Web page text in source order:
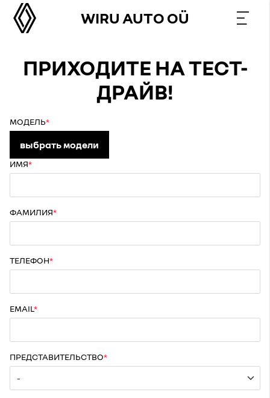
WIRU AUTO OÜ
ПРИХОДИТЕ НА ТЕСТ-
ДРАЙВ!
МОДЕЛЬ
выбрать модели
ИМЯ
ФАМИЛИЯ
ТЕЛЕФОН
EMAIL
ПРЕДСТАВИТЕЛЬСТВО